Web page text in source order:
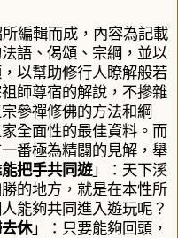
編輯而成，內容為記載
語、偈頌、宗綱，並以
以幫助修行人瞭解般若
師尊宿的解說，不摻雜
參禪修佛的方法和綱
全面性的最佳資料。而
番極為精闢的見解，舉
把手共同遊」：天下溪
的地方，就是在本性所
能夠共同進入遊玩呢？
休」：只要能夠回頭，